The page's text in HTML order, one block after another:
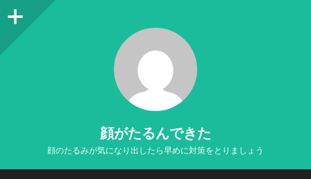
顔がたるんできた
顔のたるみが気になり出したら早めに対策をとりましょう